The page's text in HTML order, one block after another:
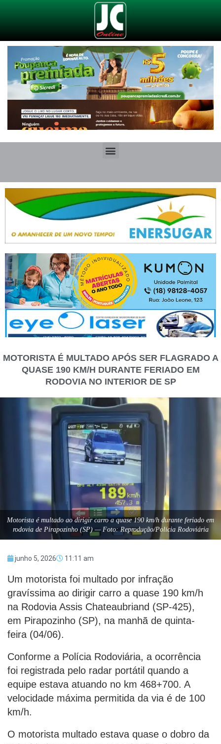
MOTORISTA É MULTADO APÓS SER FLAGRADO A
QUASE 190 KM/H DURANTE FERIADO EM
RODOVIA NO INTERIOR DE SP
Motorista é multado ao dirigir carro a quase 190 km/h durante feriado em
rodovia de Pirapozinho (SP) — Foto: Reprodução/Polícia Rodoviária
junho 5, 2026 11:11 am
Um motorista foi multado por infração
gravíssima ao dirigir carro a quase 190 km/h
na Rodovia Assis Chateaubriand (SP-425),
em Pirapozinho (SP), na manhã de quinta-
feira (04/06).
Conforme a Polícia Rodoviária, a ocorrência
foi registrada pelo radar portátil quando a
equipe estava atuando no km 468+700. A
velocidade máxima permitida da via é de 100
km/h.
O motorista multado estava quase o dobro da